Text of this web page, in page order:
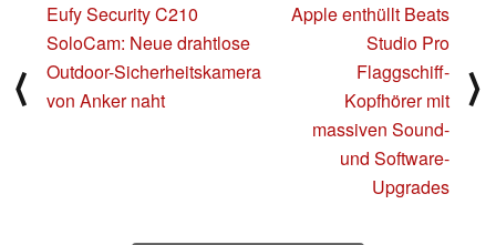
⟨
Eufy Security C210
SoloCam: Neue drahtlose
Outdoor-Sicherheitskamera
von Anker naht
Apple enthüllt Beats
Studio Pro
Flaggschiff-
Kopfhörer mit
massiven Sound-
und Software-
Upgrades
⟩